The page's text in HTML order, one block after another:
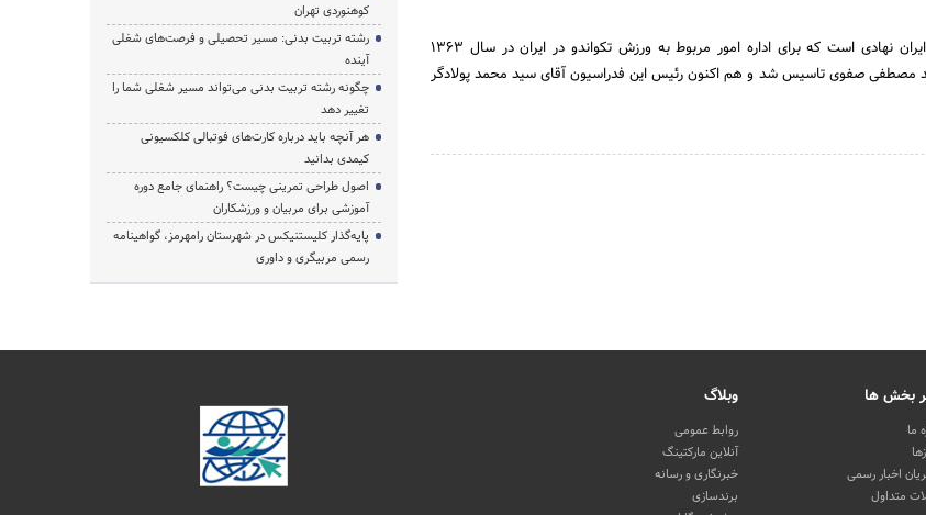
فدراسیون تکواندو جمهوری اسلامی ایران نهادی است که برای اداره امور مربوط به ورزش تکواندو در ایران در سال 1363
صفوی تاسیس شد و هم اکنون رئیس این فدراسیون آقای سید محمد پولادگر
کوهنوردی تهران
رشته تربیت بدنی: مسیر تحصیلی و فرصت‌های شغلی
آینده
چگونه رشته تربیت بدنی می‌تواند مسیر شغلی شما را
تغییر دهد
هر آنچه باید درباره کارت‌های فوتبالی کلکسیونی
کیمدی بدانید
اصول طراحی تمرینی چیست؟ راهنمای جامع دوره
آموزشی برای مربیان و ورزشکاران
پایه‌گذار کلیستنیکس در شهرستان رامهرمز، گواهینامه
رسمی مربیگری و داوری
بخش ها
ما
اخبار رسمی
متداول
وبلاگ
روابط عمومی
آنلاین مارکتینگ
خبرنگاری و رسانه
برندسازی